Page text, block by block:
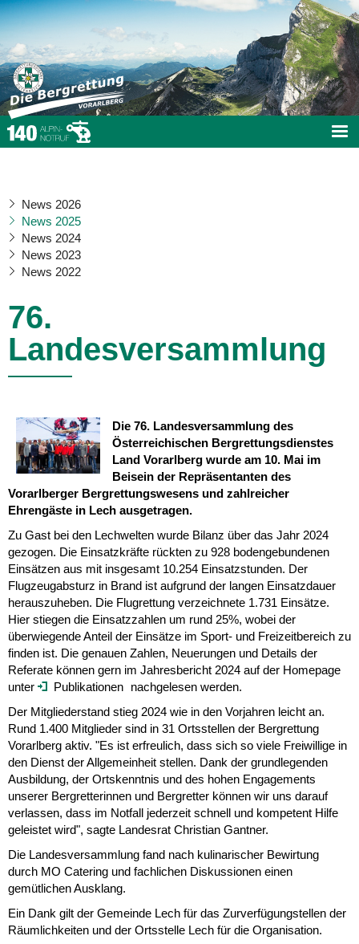
News 2026
News 2025
News 2024
News 2023
News 2022
76.
Landesversammlung
Die 76. Landesversammlung des
Österreichischen Bergrettungsdienstes
Land Vorarlberg wurde am 10. Mai im
Beisein der Repräsentanten des
Vorarlberger Bergrettungswesens und zahlreicher
Ehrengäste in Lech ausgetragen.
Zu Gast bei den Lechwelten wurde Bilanz über das Jahr 2024
gezogen. Die Einsatzkräfte rückten zu 928 bodengebundenen
Einsätzen aus mit insgesamt 10.254 Einsatzstunden. Der
Flugzeugabsturz in Brand ist aufgrund der langen Einsatzdauer
herauszuheben. Die Flugrettung verzeichnete 1.731 Einsätze.
Hier stiegen die Einsatzzahlen um rund 25%, wobei der
überwiegende Anteil der Einsätze im Sport- und Freizeitbereich zu
finden ist. Die genauen Zahlen, Neuerungen und Details der
Referate können gern im Jahresbericht 2024 auf der Homepage
unter
Publikationen nachgelesen werden.
Der Mitgliederstand stieg 2024 wie in den Vorjahren leicht an.
Rund 1.400 Mitglieder sind in 31 Ortsstellen der Bergrettung
Vorarlberg aktiv. "Es ist erfreulich, dass sich so viele Freiwillige in
den Dienst der Allgemeinheit stellen. Dank der grundlegenden
Ausbildung, der Ortskenntnis und des hohen Engagements
unserer Bergretterinnen und Bergretter können wir uns darauf
verlassen, dass im Notfall jederzeit schnell und kompetent Hilfe
geleistet wird", sagte Landesrat Christian Gantner.
Die Landesversammlung fand nach kulinarischer Bewirtung
durch MO Catering und fachlichen Diskussionen einen
gemütlichen Ausklang.
Ein Dank gilt der Gemeinde Lech für das Zurverfügungstellen der
Räumlichkeiten und der Ortsstelle Lech für die Organisation.